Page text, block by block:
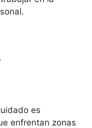
es
enfrentan zonas